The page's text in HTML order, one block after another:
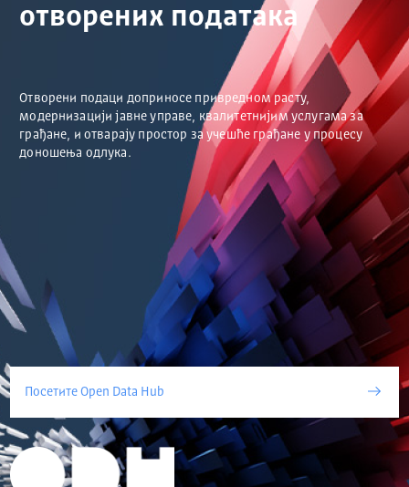
отворених података
Отворени подаци доприносе привредном расту,
модернизацији јавне управе, квалитетнијим услугама за
грађане, и отварају простор за учешће грађане у процесу
доношења одлука.
Посетите Open Data Hub